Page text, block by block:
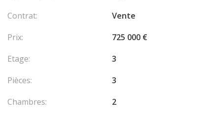
honoraires sont à la charge du vendeur.
Contrat:
Vente
Prix:
725 000 €
Etage:
3
Pièces:
3
Chambres:
2